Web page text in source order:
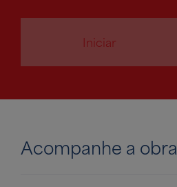
Iniciar
Acompanhe a obra